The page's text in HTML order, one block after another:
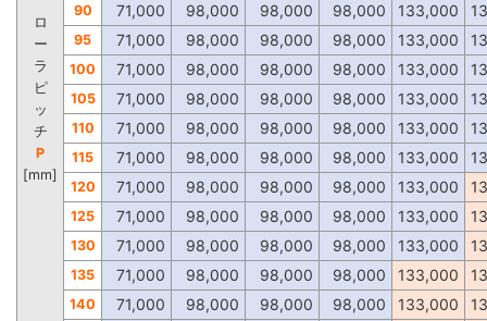
ロ
ー
ラ
ピ
ッ
チ
P
[mm]
90 71,000 98,000 98,000 98,000 133,000
95 71,000 98,000 98,000 98,000 133,000
100 71,000 98,000 98,000 98,000 133,000
105 71,000 98,000 98,000 98,000 133,000
110 71,000 98,000 98,000 98,000 133,000
115 71,000 98,000 98,000 98,000 133,000
120 71,000 98,000 98,000 98,000 133,000
125 71,000 98,000 98,000 98,000 133,000
130 71,000 98,000 98,000 98,000 133,000
135 71,000 98,000 98,000 98,000 133,000
140 71,000 98,000 98,000 98,000 133,000